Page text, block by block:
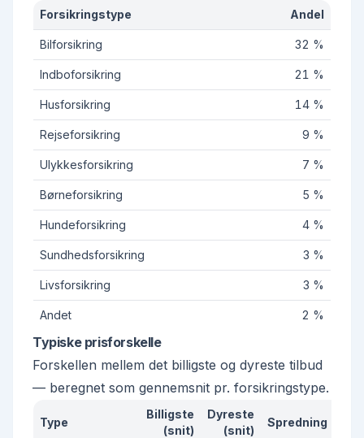
Forsikringstype Andel
Bilforsikring 32 %
Indboforsikring 21 %
Husforsikring 14 %
Rejseforsikring 9 %
Ulykkesforsikring 7 %
Børneforsikring 5 %
Hundeforsikring 4 %
Sundhedsforsikring 3 %
Livsforsikring 3 %
Andet 2 %
Typiske prisforskelle
Forskellen mellem det billigste og dyreste tilbud
— beregnet som gennemsnit pr. forsikringstype.
Type
Billigste
(snit)
Dyreste
(snit)
Spredning